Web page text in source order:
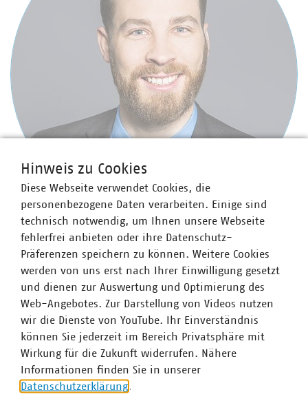
Jan Wullenweber
Bereichsleiter Energiesystem und Energieerzeugung
+49 30 58580-380
+49 170 8580380
wullenweber(at)vku(dot)de
Hinweis zu Cookies
Diese Webseite verwendet Cookies, die
personenbezogene Daten verarbeiten. Einige sind
technisch notwendig, um Ihnen unsere Webseite
fehlerfrei anbieten oder ihre Datenschutz-
Präferenzen speichern zu können. Weitere Cookies
werden von uns erst nach Ihrer Einwilligung gesetzt
und dienen zur Auswertung und Optimierung des
Web-Angebotes. Zur Darstellung von Videos nutzen
wir die Dienste von YouTube. Ihr Einverständnis
können Sie jederzeit im Bereich Privatsphäre mit
Wirkung für die Zukunft widerrufen. Nähere
Informationen finden Sie in unserer
Datenschutzerklärung